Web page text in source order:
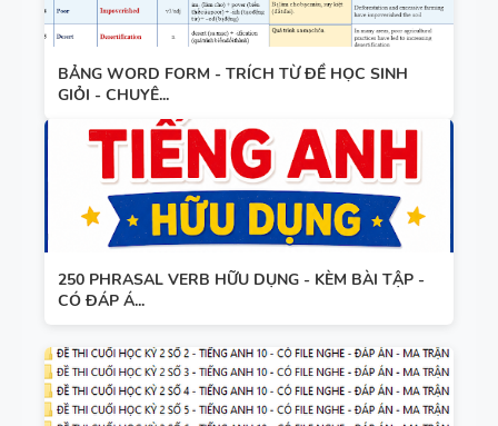
E
SPEAKING
TIẾNG ANH
5 - GLOBAL
SUCCESS
BẢNG WORD FORM - TRÍCH TỪ ĐỀ HỌC SINH
GIỎI - CHUYÊ...
250 PHRASAL VERB HỮU DỤNG - KÈM BÀI TẬP -
CÓ ĐÁP Á...